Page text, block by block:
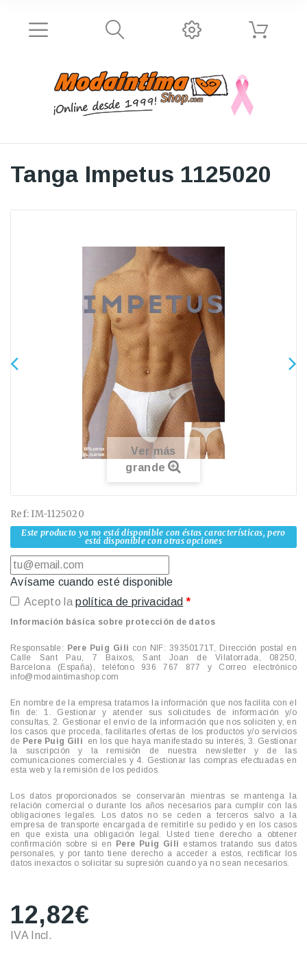
Tanga Impetus 1125020
Ver más
grande
Ref: IM-1125020
Este producto ya no está disponible con éstas características, pero
está disponible con otras opciones
Avísame cuando esté disponible
Acepto lapolítica de privacidad *
Información básica sobre protección de datos
Responsable: Pere Puig Gili con NIF: 39350171T, Dirección postal en
Calle Sant Pau, 7 Baixos, Sant Joan de Vilatorrada, 08250,
Barcelona (España), teléfono 936 767 877 y Correo electrónico
info@modaintimashop.com
En nombre de la empresa tratamos la información que nos facilita con el
fin de: 1. Gestionar y atender sus solicitudes de información y/o
consultas, 2. Gestionar el envío de la información que nos soliciten y, en
los casos que proceda, facilitarles ofertas de los productos y/o servicios
de Pere Puig Gili
en los que haya manifestado su interés, 3. Gestionar
la suscripción y la remisión de nuestra newsletter y de las
comunicaciones comerciales y 4. Gestionar las compras efectuadas en
esta web y la remisión de los pedidos.
Los datos proporcionados se conservarán mientras se mantenga la
relación comercial o durante los años necesarios para cumplir con las
obligaciones legales. Los datos no se ceden a terceros salvo a la
empresa de transporte encargada de remitirle su pedido y en los casos
en que exista una obligación legal. Usted tiene derecho a obtener
confirmación sobre si en
Pere Puig Gili estamos tratando sus datos
personales, y por tanto tiene derecho a acceder a estos, rectificar los
datos inexactos o solicitar su supresión cuando ya no sean necesarios.
12,82€
IVA Incl.